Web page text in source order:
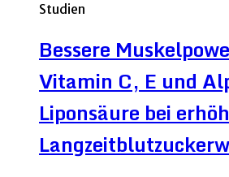
Studien
Bessere
Vitamin C, E und
Liponsäure bei